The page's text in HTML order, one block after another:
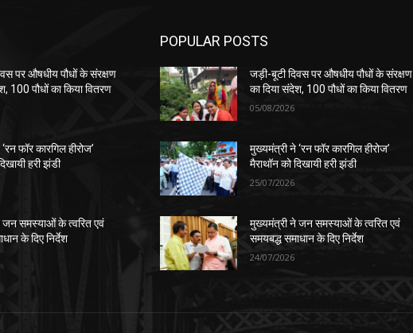
पर औषधीय पौधों के संरक्षण
100 पौधों का किया वितरण
फॉर कारगिल हीरोज’
हरी झंडी
जन समस्याओं के त्वरित एवं
के दिए निर्देश
POPULAR POSTS
जड़ी-बूटी दिवस पर औषधीय पौधों के संरक्षण
का दिया संदेश, 100 पौधों का किया वितरण
05/08/2026
मुख्यमंत्री ने ‘रन फॉर कारगिल हीरोज’
मैराथॉन को दिखायी हरी झंडी
25/07/2026
मुख्यमंत्री ने जन समस्याओं के त्वरित एवं
समयबद्ध समाधान के दिए निर्देश
24/07/2026